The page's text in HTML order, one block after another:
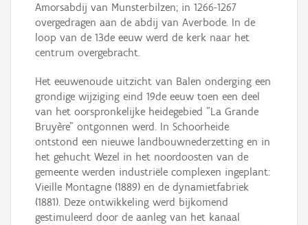
Amorsabdij van Munsterbilzen; in 1266-1267
overgedragen aan de abdij van Averbode. In de
loop van de 13de eeuw werd de kerk naar het
centrum overgebracht.
Het eeuwenoude uitzicht van Balen onderging een
grondige wijziging eind 19de eeuw toen een deel
van het oorspronkelijke heidegebied "La Grande
Bruyère" ontgonnen werd. In Schoorheide
ontstond een nieuwe landbouwnederzetting en in
het gehucht Wezel in het noordoosten van de
gemeente werden industriële complexen ingeplant:
Vieille Montagne (1889) en de dynamietfabriek
(1881). Deze ontwikkeling werd bijkomend
gestimuleerd door de aanleg van het kanaal